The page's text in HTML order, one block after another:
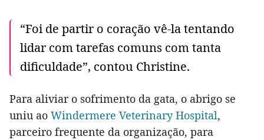
“Foi de partir o coração vê-la tentando
lidar com tarefas comuns com tanta
dificuldade”, contou Christine.
Para aliviar o sofrimento da gata, o abrigo se
uniu ao Windermere Veterinary Hospital,
parceiro frequente da organização, para